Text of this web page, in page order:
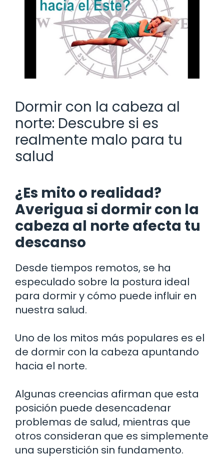
Dormir con la cabeza al
norte: Descubre si es
realmente malo para tu
salud
¿Es mito o realidad?
Averigua si dormir con la
cabeza al norte afecta tu
descanso
Desde tiempos remotos, se ha
especulado sobre la postura ideal
para dormir y cómo puede influir en
nuestra salud.
Uno de los mitos más populares es el
de dormir con la cabeza apuntando
hacia el norte.
Algunas creencias afirman que esta
posición puede desencadenar
problemas de salud, mientras que
otros consideran que es simplemente
una superstición sin fundamento.